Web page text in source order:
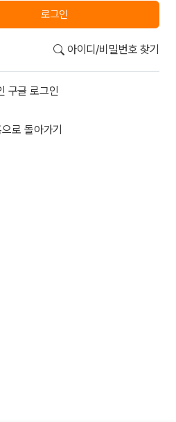
로그인
아이디/비밀번호 찾기
구글 로그인
로 돌아가기